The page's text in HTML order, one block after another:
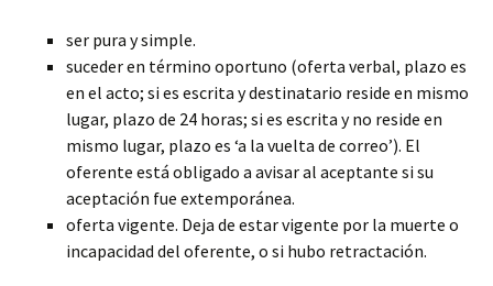
ser pura y simple.
suceder en término oportuno (oferta verbal, plazo es
en el acto; si es escrita y destinatario reside en mismo
lugar, plazo de 24 horas; si es escrita y no reside en
mismo lugar, plazo es ‘a la vuelta de correo’). El
oferente está obligado a avisar al aceptante si su
aceptación fue extemporánea.
oferta vigente. Deja de estar vigente por la muerte o
incapacidad del oferente, o si hubo retractación.